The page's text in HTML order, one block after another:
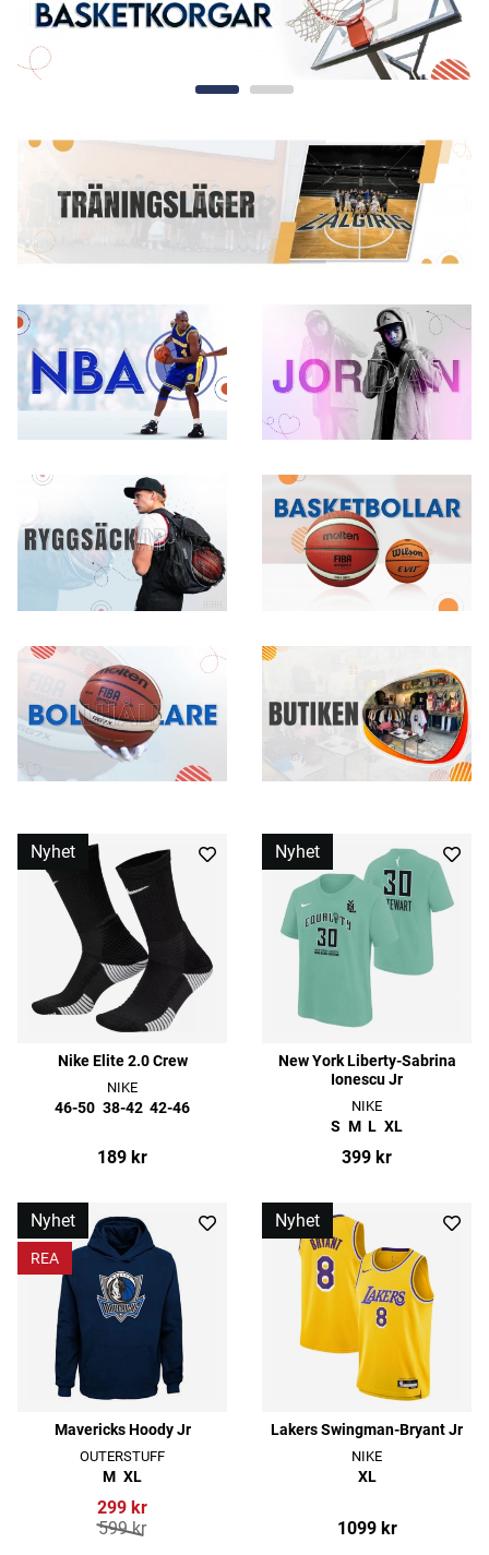
Nyhet
Nike Elite 2.0 Crew
NIKE
46-50 38-42 42-46
189 kr
Nyhet
New York Liberty-Sabrina
Ionescu Jr
NIKE
S M L XL
399 kr
Nyhet
REA
Mavericks Hoody Jr
OUTERSTUFF
M XL
299 kr
599 kr
Nyhet
Lakers Swingman-Bryant Jr
NIKE
XL
1099 kr